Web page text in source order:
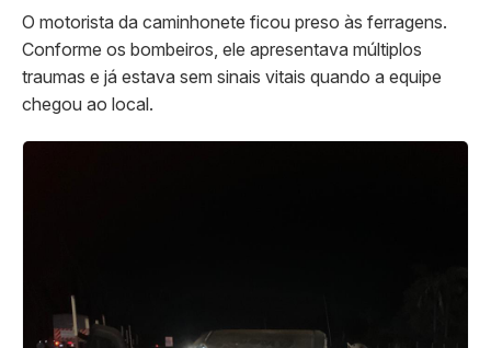
O motorista da caminhonete ficou preso às ferragens.
Conforme os bombeiros, ele apresentava múltiplos
traumas e já estava sem sinais vitais quando a equipe
chegou ao local.